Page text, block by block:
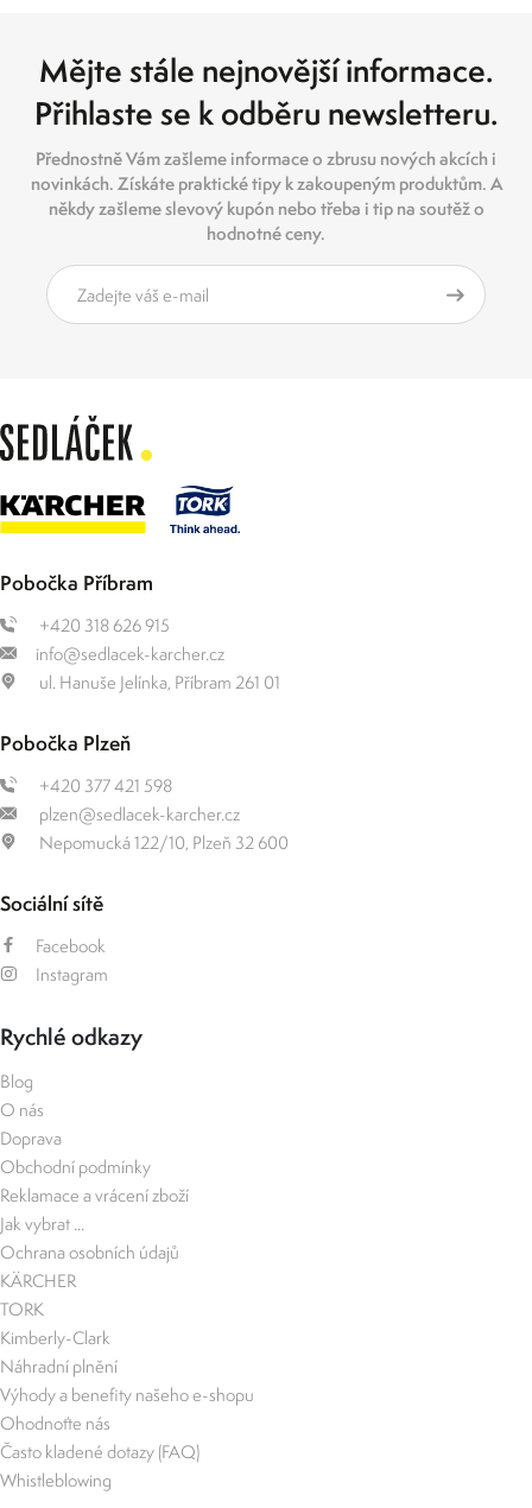
Mějte stále nejnovější informace.
Přihlaste se k odběru newsletteru.
Přednostně Vám zašleme informace o zbrusu nových akcích i
novinkách. Získáte praktické tipy k zakoupeným produktům. A
někdy zašleme slevový kupón nebo třeba i tip na soutěž o
hodnotné ceny.
Pobočka Příbram
+420 318 626 915
info@sedlacek-karcher.cz
ul. Hanuše Jelínka, Příbram 261 01
Pobočka Plzeň
+420 377 421 598
plzen@sedlacek-karcher.cz
Nepomucká 122/10, Plzeň 32 600
Sociální sítě
Facebook
Instagram
Rychlé odkazy
Blog
O nás
Doprava
Obchodní podmínky
Reklamace a vrácení zboží
Jak vybrat ...
Ochrana osobních údajů
KÄRCHER
TORK
Kimberly-Clark
Náhradní plnění
Výhody a benefity našeho e-shopu
Ohodnoťte nás
Často kladené dotazy (FAQ)
Whistleblowing